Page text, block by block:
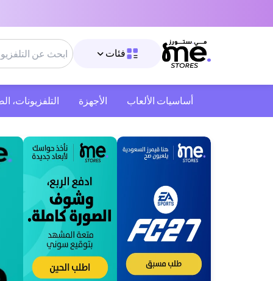
فئات
أساسيات الألعاب الأجهزة التلفزيونات،